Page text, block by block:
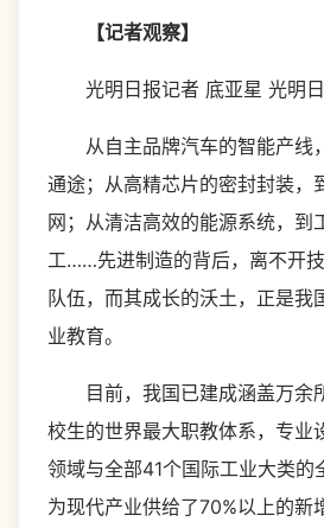
【记者观察】
光明日报记者 底亚星 光明日
从自主品牌汽车的智能产线
通途；从高精芯片的密封封装，
网；从清洁高效的能源系统，到
工……先进制造的背后，离不开
队伍，而其成长的沃土，正是我
业教育。
目前，我国已建成涵盖万余
校生的世界最大职教体系，专业
领域与全部41个国际工业大类的
为现代产业供给了70%以上的新